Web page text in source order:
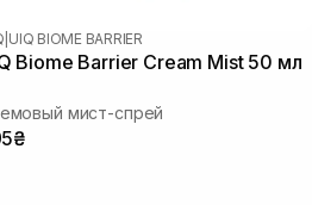
UIQ BIOME BARRIER
Biome Barrier Cream Mist 50 мл
мист-спрей